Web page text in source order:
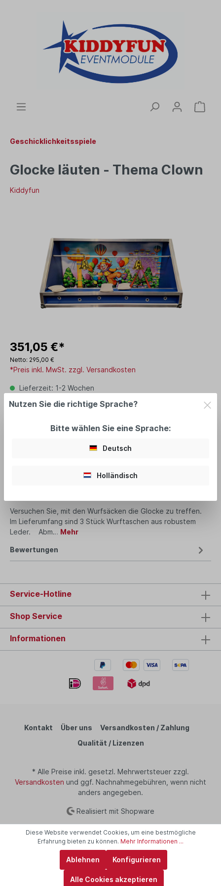
Geschicklichkeitsspiele
Glocke läuten - Thema Clown
Kiddyfun
351,05 €*
Netto: 295,00 €
*Preis inkl. MwSt. zzgl. Versandkosten
Lieferzeit: 1-2 Wochen
MI1962
Versuchen Sie, mit den Wurfsäcken die Glocke zu treffen.
Im Lieferumfang sind 3 Stück Wurftaschen aus robustem
Leder. Abm… Mehr
Bewertungen
Service-Hotline
Shop Service
Informationen
Kontakt Über uns
Versandkosten / Zahlung
Qualität / Lizenzen
* Alle Preise inkl. gesetzl. Mehrwertsteuer zzgl.
Versandkosten und ggf. Nachnahmegebühren, wenn nicht
anders angegeben.
Realisiert mit Shopware
Diese Website verwendet Cookies, um eine bestmögliche
Erfahrung bieten zu können. Mehr Informationen ...
Ablehnen Konfigurieren
Alle Cookies akzeptieren
Nutzen Sie die richtige Sprache?
Bitte wählen Sie eine Sprache:
Deutsch
Holländisch